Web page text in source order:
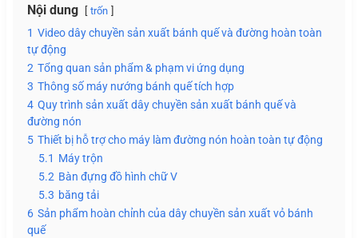
Nội dung trốn
1 Video dây chuyền sản xuất bánh quế và đường hoàn toàn
tự động
2 Tổng quan sản phẩm & phạm vi ứng dụng
3 Thông số máy nướng bánh quế tích hợp
4 Quy trình sản xuất dây chuyền sản xuất bánh quế và
đường nón
5 Thiết bị hỗ trợ cho máy làm đường nón hoàn toàn tự động
5.1 Máy trộn
5.2 Bàn đựng đồ hình chữ V
5.3 băng tải
6 Sản phẩm hoàn chỉnh của dây chuyền sản xuất vỏ bánh
quế